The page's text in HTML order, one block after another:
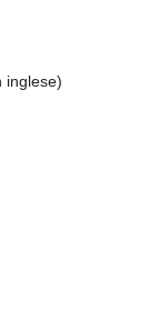
inglese)